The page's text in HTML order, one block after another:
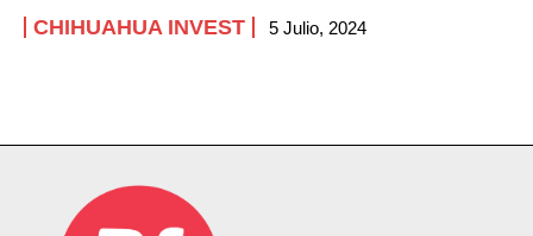
CHIHUAHUA INVEST 5 Julio, 2024